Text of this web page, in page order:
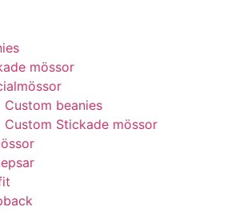
mössor
Custom beanies
Custom Stickade mössor